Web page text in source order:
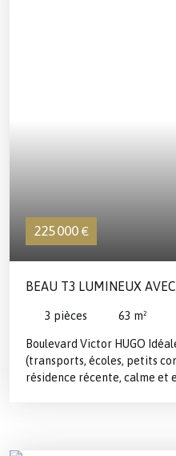
locatifUne opportunité à ne
225 000 €
BEAU T3 LUMINEUX
3 pièces 63 m²
Boulevard Victor HUGO
(transports, écoles, petits
résidence récente, calme et